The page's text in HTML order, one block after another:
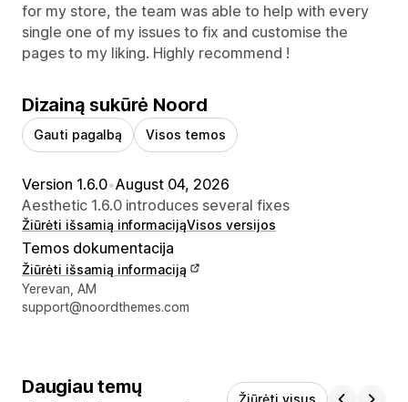
for my store, the team was able to help with every
single one of my issues to fix and customise the
pages to my liking. Highly recommend !
Dizainą sukūrė Noord
Gauti pagalbą Visos temos
Version 1.6.0•August 04, 2026
Aesthetic 1.6.0 introduces several fixes
Žiūrėti išsamią informacijąVisos versijos
Temos dokumentacija
Žiūrėti išsamią informaciją
Kūrėjo kontaktiniai duomenys
Yerevan, AM
support@noordthemes.com
Daugiau temų
Žiūrėti visus